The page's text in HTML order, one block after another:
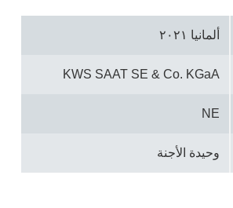
ألمانيا ٢٠٢١
KWS SAAT SE & Co. KGaA
NE
وحيدة الأجنة